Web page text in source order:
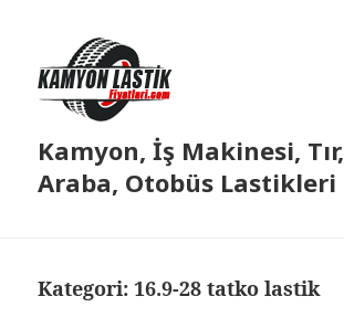
Kamyon, İş Makinesi, Tır,
Araba, Otobüs Lastikleri
Kategori:16.9-28 tatko lastik